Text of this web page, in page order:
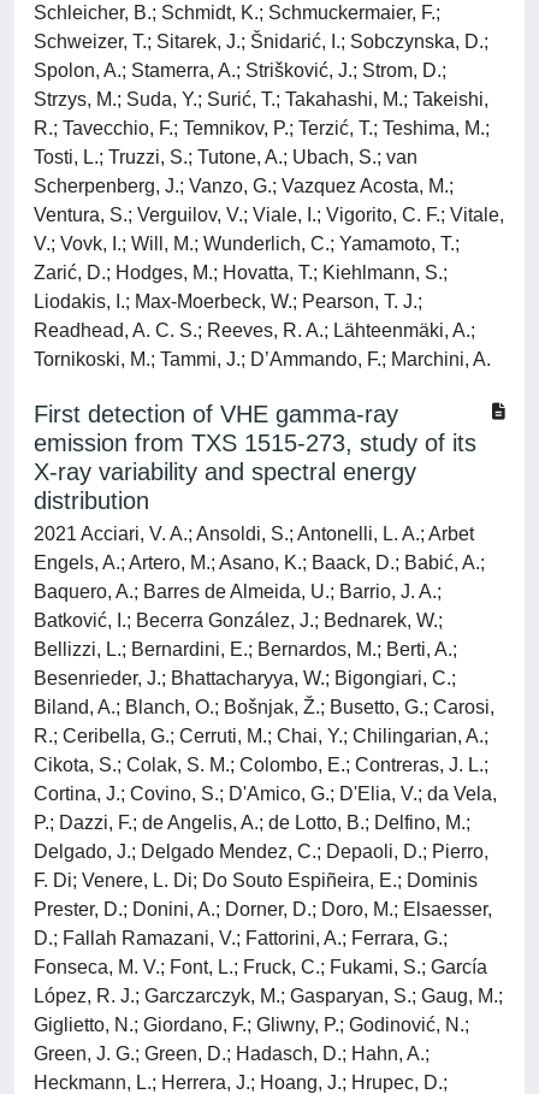
Schleicher, B.; Schmidt, K.; Schmuckermaier, F.;
Schweizer, T.; Sitarek, J.; Šnidarić, I.; Sobczynska, D.;
Spolon, A.; Stamerra, A.; Strišković, J.; Strom, D.;
Strzys, M.; Suda, Y.; Surić, T.; Takahashi, M.; Takeishi,
R.; Tavecchio, F.; Temnikov, P.; Terzić, T.; Teshima, M.;
Tosti, L.; Truzzi, S.; Tutone, A.; Ubach, S.; van
Scherpenberg, J.; Vanzo, G.; Vazquez Acosta, M.;
Ventura, S.; Verguilov, V.; Viale, I.; Vigorito, C. F.; Vitale,
V.; Vovk, I.; Will, M.; Wunderlich, C.; Yamamoto, T.;
Zarić, D.; Hodges, M.; Hovatta, T.; Kiehlmann, S.;
Liodakis, I.; Max-Moerbeck, W.; Pearson, T. J.;
Readhead, A. C. S.; Reeves, R. A.; Lähteenmäki, A.;
Tornikoski, M.; Tammi, J.; D’Ammando, F.; Marchini, A.
First detection of VHE gamma-ray
emission from TXS 1515-273, study of its
X-ray variability and spectral energy
distribution
2021 Acciari, V. A.; Ansoldi, S.; Antonelli, L. A.; Arbet
Engels, A.; Artero, M.; Asano, K.; Baack, D.; Babić, A.;
Baquero, A.; Barres de Almeida, U.; Barrio, J. A.;
Batković, I.; Becerra González, J.; Bednarek, W.;
Bellizzi, L.; Bernardini, E.; Bernardos, M.; Berti, A.;
Besenrieder, J.; Bhattacharyya, W.; Bigongiari, C.;
Biland, A.; Blanch, O.; Bošnjak, Ž.; Busetto, G.; Carosi,
R.; Ceribella, G.; Cerruti, M.; Chai, Y.; Chilingarian, A.;
Cikota, S.; Colak, S. M.; Colombo, E.; Contreras, J. L.;
Cortina, J.; Covino, S.; D'Amico, G.; D'Elia, V.; da Vela,
P.; Dazzi, F.; de Angelis, A.; de Lotto, B.; Delfino, M.;
Delgado, J.; Delgado Mendez, C.; Depaoli, D.; Pierro,
F. Di; Venere, L. Di; Do Souto Espiñeira, E.; Dominis
Prester, D.; Donini, A.; Dorner, D.; Doro, M.; Elsaesser,
D.; Fallah Ramazani, V.; Fattorini, A.; Ferrara, G.;
Fonseca, M. V.; Font, L.; Fruck, C.; Fukami, S.; García
López, R. J.; Garczarczyk, M.; Gasparyan, S.; Gaug, M.;
Giglietto, N.; Giordano, F.; Gliwny, P.; Godinović, N.;
Green, J. G.; Green, D.; Hadasch, D.; Hahn, A.;
Heckmann, L.; Herrera, J.; Hoang, J.; Hrupec, D.;